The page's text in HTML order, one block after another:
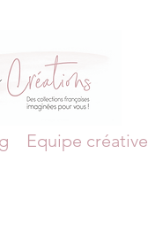
Equipe créative